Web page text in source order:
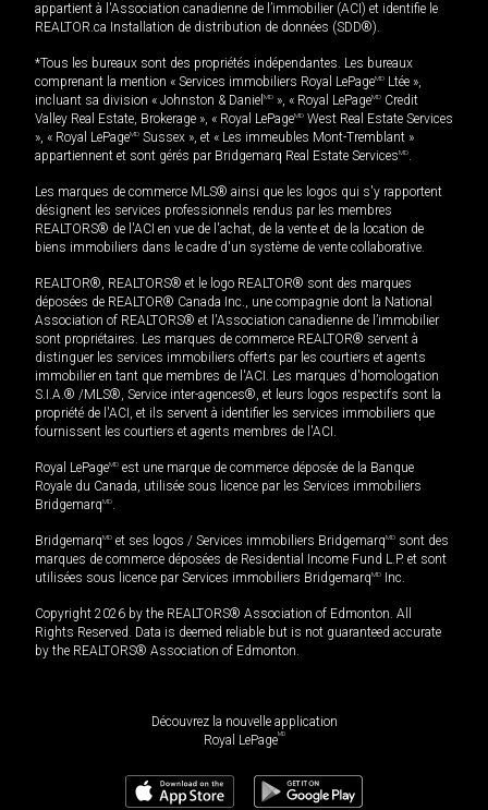
appartient à l'Association canadienne de l’immobilier (ACI) et identifie le
REALTOR.ca Installation de distribution de données (SDD®).
*Tous les bureaux sont des propriétés indépendantes. Les bureaux
comprenant la mention « Services immobiliers Royal LePageMD Ltée »,
incluant sa division « Johnston & Daniel MD », « Royal LePageMD Credit
Valley Real Estate, Brokerage », « Royal LePageMD West Real Estate Services
», « Royal LePageMD Sussex », et « Les immeubles Mont-Tremblant »
appartiennent et sont gérés par Bridgemarq Real Estate ServicesMD.
Les marques de commerce MLS® ainsi que les logos qui s'y rapportent
désignent les services professionnels rendus par les membres
REALTORS® de l'ACI en vue de l'achat, de la vente et de la location de
biens immobiliers dans le cadre d'un système de vente collaborative.
REALTOR®, REALTORS® et le logo REALTOR® sont des marques
déposées de REALTOR® Canada Inc., une compagnie dont la National
Association of REALTORS® et l'Association canadienne de l’immobilier
sont propriétaires. Les marques de commerce REALTOR® servent à
distinguer les services immobiliers offerts par les courtiers et agents
immobilier en tant que membres de l'ACI. Les marques d'homologation
S.I.A.® /MLS®, Service inter-agences®, et leurs logos respectifs sont la
propriété de l'ACI, et ils servent à identifier les services immobiliers que
fournissent les courtiers et agents membres de l'ACI.
Royal LePageMD est une marque de commerce déposée de la Banque
Royale du Canada, utilisée sous licence par les Services immobiliers
BridgemarqMD.
BridgemarqMD et ses logos / Services immobiliers BridgemarqMD sont des
marques de commerce déposées de Residential Income Fund L.P. et sont
utilisées sous licence par Services immobiliers BridgemarqMD Inc.
Copyright 2026 by the REALTORS® Association of Edmonton. All
Rights Reserved. Data is deemed reliable but is not guaranteed accurate
by the REALTORS® Association of Edmonton.
Découvrez la nouvelle application
Royal LePageMD